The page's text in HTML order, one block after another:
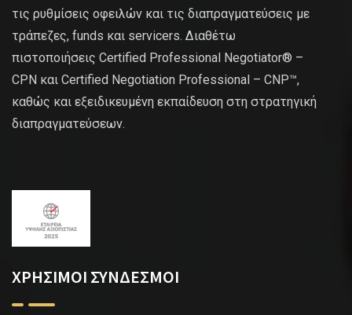
τις ρυθμίσεις οφειλών και τις διαπραγματεύσεις με
τράπεζες, funds και servicers. Διαθέτω
πιστοποιήσεις Certified Professional Negotiator® –
CPN και Certified Negotiation Professional – CNP™,
καθώς και εξειδικευμένη εκπαίδευση στη στρατηγική
διαπραγματεύσεων.
ΧΡΗΣΙΜΟΙ ΣΥΝΔΕΣΜΟΙ